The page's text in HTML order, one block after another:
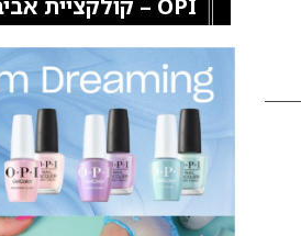
OPI – קולקציית אביב 25